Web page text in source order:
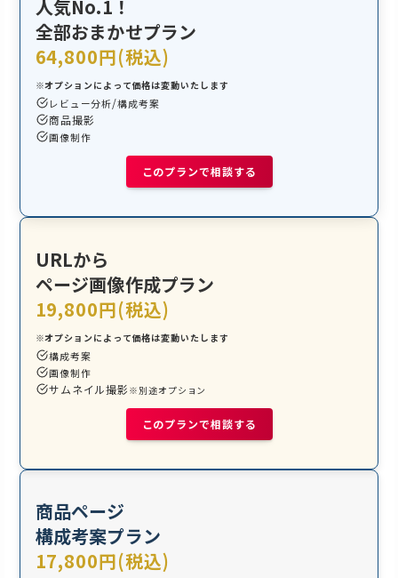
人気No.1！
全部おまかせプラン
64,800円(税込)
※オプションによって価格は変動いたします
レビュー分析/構成考案
商品撮影
画像制作
このプランで相談する
URLから
ページ画像作成プラン
19,800円(税込)
※オプションによって価格は変動いたします
構成考案
画像制作
サムネイル撮影 ※別途オプション
このプランで相談する
商品ページ
構成考案プラン
17,800円(税込)